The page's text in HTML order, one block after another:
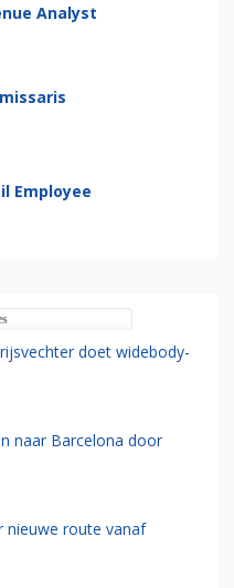
Analyst
Employee
doet widebody-
naar Barcelona door
nieuwe route vanaf